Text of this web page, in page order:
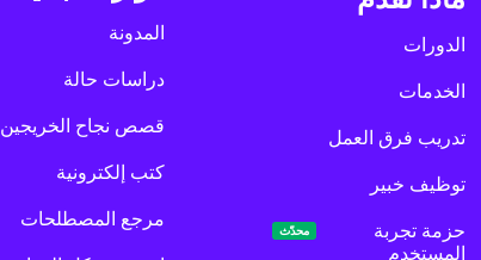
الدورات
الخدمات
تدريب فرق العمل
توظيف خبير
حزمة تجربة
المستخدم
محدّث
المدونة
دراسات حالة
قصص نجاح الخريجين
كتب إلكترونية
مرجع المصطلحات